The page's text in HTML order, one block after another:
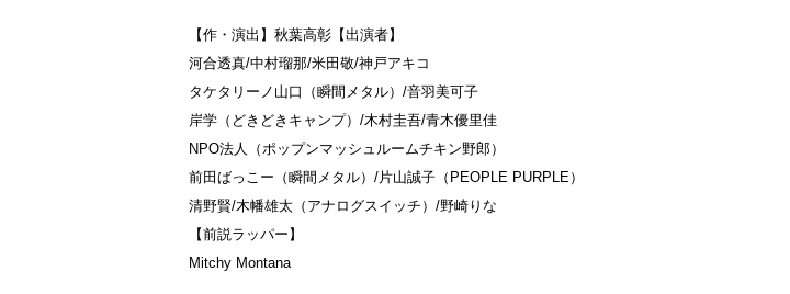
【作・演出】秋葉高彰【出演者】
河合透真/中村瑠那/米田敬/神戸アキコ
タケタリーノ山口（瞬間メタル）/音羽美可子
岸学（どきどきキャンプ）/木村圭吾/青木優里佳
NPO法人（ポップンマッシュルームチキン野郎）
前田ばっこー（瞬間メタル）/片山誠子（PEOPLE PURPLE）
清野賢/木幡雄太（アナログスイッチ）/野崎りな
【前説ラッパー】
Mitchy Montana